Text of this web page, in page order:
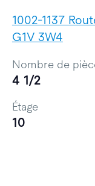
1002-1137
G1V 3W4
Nombre de
4 1/2
Étage
10